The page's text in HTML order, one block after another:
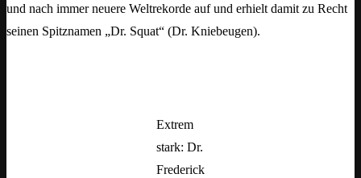
und nach immer neuere Weltrekorde auf und erhielt damit zu Recht
seinen Spitznamen „Dr. Squat“ (Dr. Kniebeugen).
Extrem
stark: Dr.
Frederick